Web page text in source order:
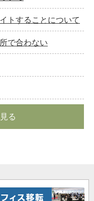
トすることについて
で合わない
る